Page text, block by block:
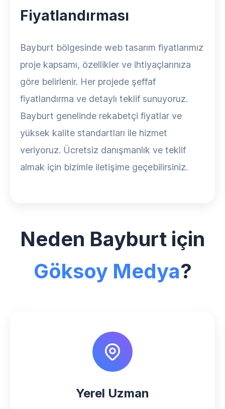
Fiyatlandırması
Bayburt bölgesinde web tasarım fiyatlarımız
proje kapsamı, özellikler ve ihtiyaçlarınıza
göre belirlenir. Her projede şeffaf
fiyatlandırma ve detaylı teklif sunuyoruz.
Bayburt genelinde rekabetçi fiyatlar ve
yüksek kalite standartları ile hizmet
veriyoruz. Ücretsiz danışmanlık ve teklif
almak için bizimle iletişime geçebilirsiniz.
Neden Bayburt için
Göksoy Medya?
Yerel Uzman